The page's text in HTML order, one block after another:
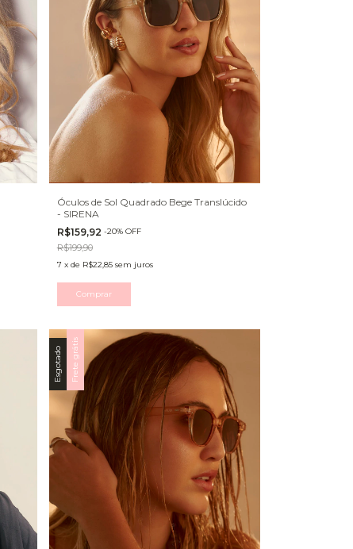
Óculos de Sol Quadrado Bege Translúcido
- SIRENA
R$159,92 -20% OFF
R$199,90
7 x de R$22,85 sem juros
Esgotado Frete grátis